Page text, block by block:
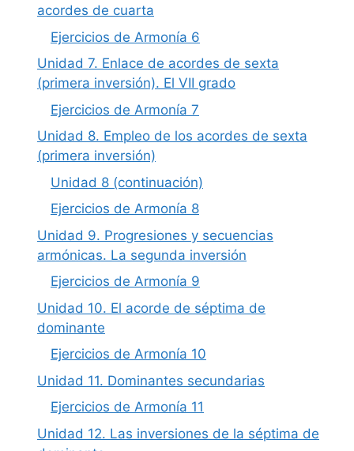
acordes de cuarta
Ejercicios de Armonía 6
Unidad 7. Enlace de acordes de sexta
(primera inversión). El VII grado
Ejercicios de Armonía 7
Unidad 8. Empleo de los acordes de sexta
(primera inversión)
Unidad 8 (continuación)
Ejercicios de Armonía 8
Unidad 9. Progresiones y secuencias
armónicas. La segunda inversión
Ejercicios de Armonía 9
Unidad 10. El acorde de séptima de
dominante
Ejercicios de Armonía 10
Unidad 11. Dominantes secundarias
Ejercicios de Armonía 11
Unidad 12. Las inversiones de la séptima de